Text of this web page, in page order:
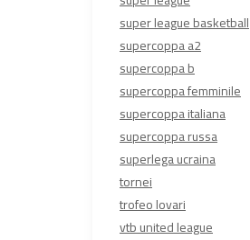
super league basketball
supercoppa a2
supercoppa b
supercoppa femminile
supercoppa italiana
supercoppa russa
superlega ucraina
tornei
trofeo lovari
vtb united league